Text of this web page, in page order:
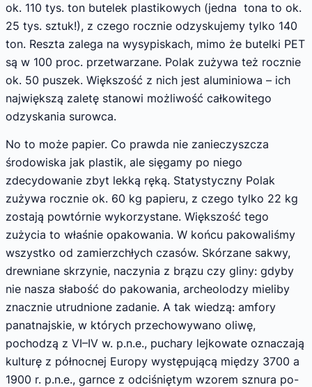
ok. 110 tys. ton butelek plastikowych (jedna tona to ok.
25 tys. sztuk!), z czego rocznie odzyskujemy tylko 140
ton. Reszta zalega na wysypiskach, mimo że butelki PET
są w 100 proc. przetwarzane. Polak zużywa też rocznie
ok. 50 puszek. Większość z nich jest aluminiowa – ich
największą zaletę stanowi możliwość całkowitego
odzyskania surowca.
No to może papier. Co prawda nie zanieczyszcza
środowiska jak plastik, ale sięgamy po niego
zdecydowanie zbyt lekką ręką. Statystyczny Polak
zużywa rocznie ok. 60 kg papieru, z czego tylko 22 kg
zostają powtórnie wykorzystane. Większość tego
zużycia to właśnie opakowania. W końcu pakowaliśmy
wszystko od zamierzchłych czasów. Skórzane sakwy,
drewniane skrzynie, naczynia z brązu czy gliny: gdyby
nie nasza słabość do pakowania, archeolodzy mieliby
znacznie utrudnione zadanie. A tak wiedzą: amfory
panatnajskie, w których przechowywano oliwę,
pochodzą z VI–IV w. p.n.e., puchary lejkowate oznaczają
kulturę z północnej Europy występującą między 3700 a
1900 r. p.n.e., garnce z odciśniętym wzorem sznura po-